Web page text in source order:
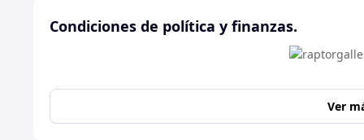
Condiciones de política y finanzas.
Ver